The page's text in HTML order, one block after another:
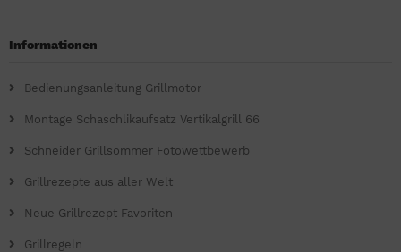
Informationen
Bedienungsanleitung Grillmotor
Montage Schaschlikaufsatz Vertikalgrill 66
Schneider Grillsommer Fotowettbewerb
Grillrezepte aus aller Welt
Neue Grillrezept Favoriten
Grillregeln